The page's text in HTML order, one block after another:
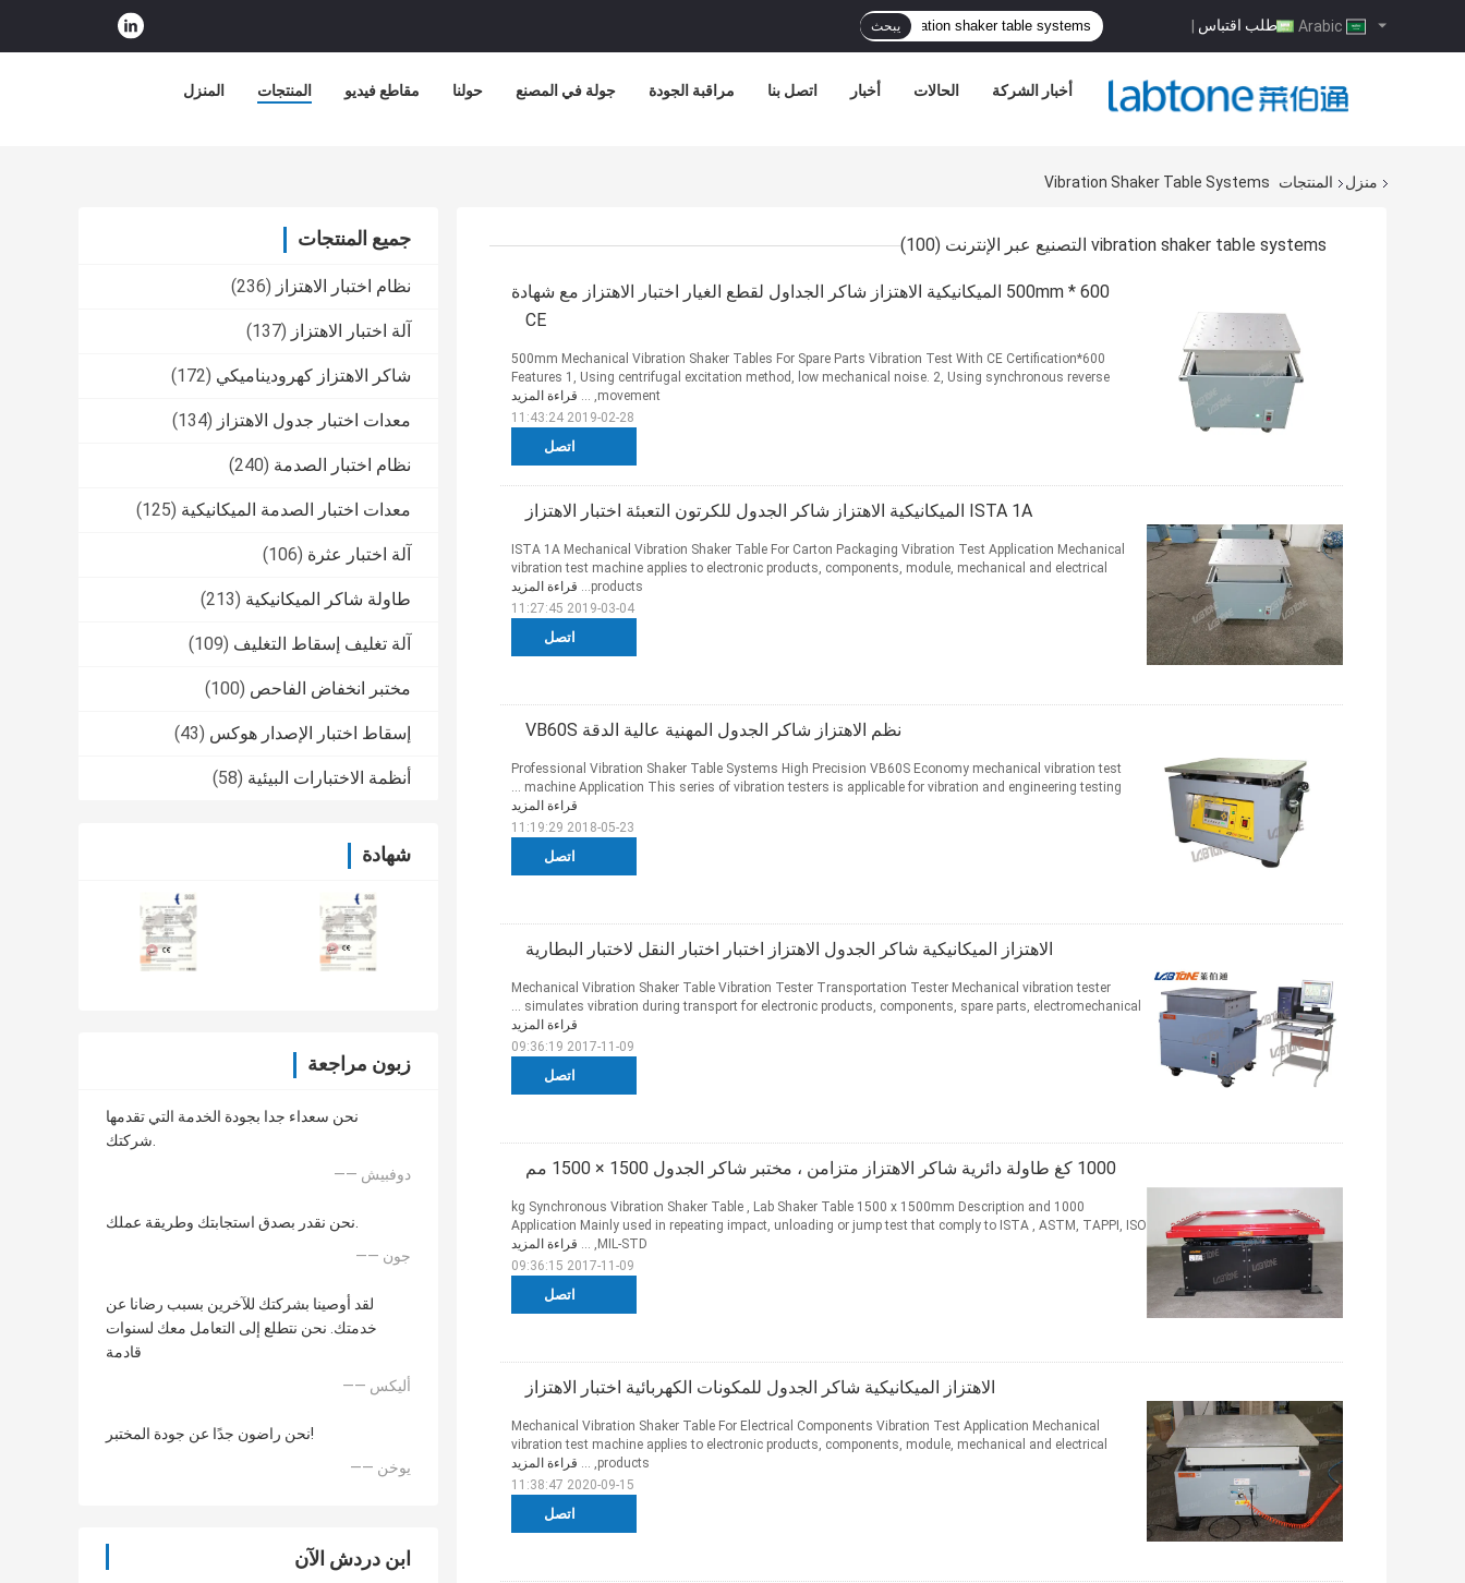
طلب اقتباس | يبحث
المنزل المنتجات مقاطع فيديو حولنا جولة في المصنع مراقبة الجودة اتصل بنا أخبار الحالات أخبار الشركة
منزل المنتجات Vibration Shaker Table Systems
جميع المنتجات
نظام اختبار الاهتزاز (236)
آلة اختبار الاهتزاز (137)
شاكر الاهتزاز كهروديناميكي (172)
معدات اختبار جدول الاهتزاز (134)
نظام اختبار الصدمة (240)
معدات اختبار الصدمة الميكانيكية (125)
آلة اختبار عثرة (106)
طاولة شاكر الميكانيكية (213)
آلة تغليف إسقاط التغليف (109)
مختبر انخفاض الفاحص (100)
إسقاط اختبار الإصدار هوكس (43)
أنظمة الاختبارات البيئية (58)
شهادة
زبون مراجعة
نحن سعداء جدا بجودة الخدمة التي تقدمها
شركتك.
—— دوفبيش
نحن نقدر بصدق استجابتك وطريقة عملك.
—— جون
لقد أوصينا بشركتك للآخرين بسبب رضانا عن
خدمتك. نحن نتطلع إلى التعامل معك لسنوات
قادمة
—— أليكس
نحن راضون جدًا عن جودة المختبر!
—— يوخن
ابن دردش الآن
vibration shaker table systems التصنيع عبر الإنترنت (100)
600 * 500mm الميكانيكية الاهتزاز شاكر الجداول لقطع الغيار اختبار الاهتزاز مع شهادة
CE
اتصل
600*500mm Mechanical Vibration Shaker Tables For Spare Parts Vibration Test With CE Certification
Features 1, Using centrifugal excitation method, low mechanical noise. 2, Using synchronous reverse
movement, ...
قراءة المزيد
2019-02-28 11:43:24
ISTA 1A الميكانيكية الاهتزاز شاكر الجدول للكرتون التعبئة اختبار الاهتزاز
اتصل
ISTA 1A Mechanical Vibration Shaker Table For Carton Packaging Vibration Test Application Mechanical
vibration test machine applies to electronic products, components, module, mechanical and electrical
products...
قراءة المزيد
2019-03-04 11:27:45
نظم الاهتزاز شاكر الجدول المهنية عالية الدقة VB60S
اتصل
Professional Vibration Shaker Table Systems High Precision VB60S Economy mechanical vibration test
machine Application This series of vibration testers is applicable for vibration and engineering testing ...
قراءة المزيد
2018-05-23 11:19:29
الاهتزاز الميكانيكية شاكر الجدول الاهتزاز اختبار اختبار النقل لاختبار البطارية
اتصل
Mechanical Vibration Shaker Table Vibration Tester Transportation Tester Mechanical vibration tester
simulates vibration during transport for electronic products, components, spare parts, electromechanical ...
قراءة المزيد
2017-11-09 09:36:19
1000 كغ طاولة دائرية شاكر الاهتزاز متزامن ، مختبر شاكر الجدول 1500 × 1500 مم
اتصل
1000 kg Synchronous Vibration Shaker Table , Lab Shaker Table 1500 x 1500mm Description and
Application Mainly used in repeating impact, unloading or jump test that comply to ISTA , ASTM, TAPPI, ISO
MIL-STD, ...
قراءة المزيد
2017-11-09 09:36:15
الاهتزاز الميكانيكية شاكر الجدول للمكونات الكهربائية اختبار الاهتزاز
اتصل
Mechanical Vibration Shaker Table For Electrical Components Vibration Test Application Mechanical
vibration test machine applies to electronic products, components, module, mechanical and electrical
products, ...
قراءة المزيد
2020-09-15 11:38:47